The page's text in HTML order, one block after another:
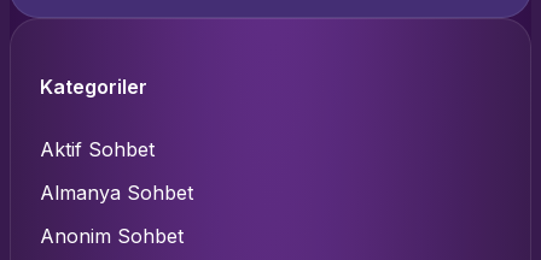
Kategoriler
Aktif Sohbet
Almanya Sohbet
Anonim Sohbet